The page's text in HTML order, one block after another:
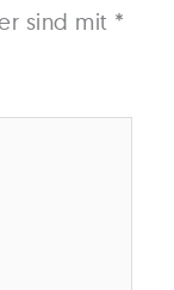
sind mit *